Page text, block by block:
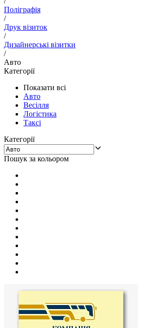
Поліграфія
/
Друк візиток
/
Дизайнерські візитки
/
Авто
Категорії
Показати всі
Авто
Весілля
Логістика
Таксі
Категорії
Пошук за кольором